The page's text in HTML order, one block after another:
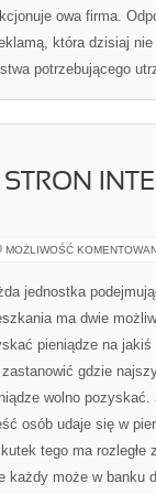
owa firma.
która dzisiaj
potrzebującego
MOŻLIWOŚĆ
jednostka
ma dwie
pieniądze na
gdzie
wolno
osób udaje się w
tego ma rozległe
każdy może w